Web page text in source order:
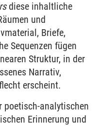
diese inhaltliche
und
Briefe,
Sequenzen fügen
Struktur, in der
Narrativ,
erscheint.
poetisch-analytischen
Erinnerung und